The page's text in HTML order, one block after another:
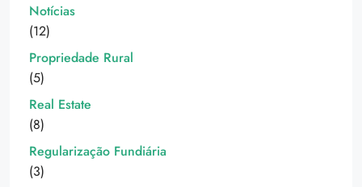
Notícias
(12)
Propriedade Rural
(5)
Real Estate
(8)
Regularização Fundiária
(3)